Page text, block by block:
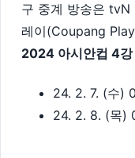
구 중계 방송은 tvN
레이(Coupang
2024 아시안컵 4강
24. 2. 7. (수)
24. 2. 8. (목)